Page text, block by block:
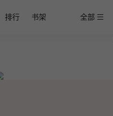
排行 书架 全部